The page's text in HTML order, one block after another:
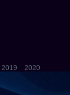
2019 2020